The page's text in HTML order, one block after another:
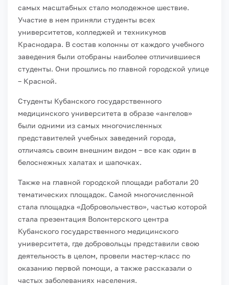
самых масштабных стало молодежное шествие.
Участие в нем приняли студенты всех
университетов, колледжей и техникумов
Краснодара. В состав колонны от каждого учебного
заведения были отобраны наиболее отличившиеся
студенты. Они прошлись по главной городской улице
– Красной.
Студенты Кубанского государственного
медицинского университета в образе «ангелов»
были одними из самых многочисленных
представителей учебных заведений города,
отличаясь своим внешним видом – все как один в
белоснежных халатах и шапочках.
Также на главной городской площади работали 20
тематических площадок. Самой многочисленной
стала площадка «Добровольчество», частью которой
стала презентация Волонтерского центра
Кубанского государственного медицинского
университета, где добровольцы представили свою
деятельность в целом, провели мастер-класс по
оказанию первой помощи, а также рассказали о
частых заболеваниях населения.